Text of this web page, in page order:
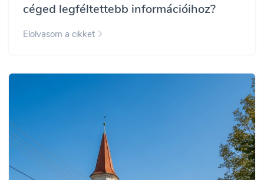
céged legféltettebb információihoz?
Elolvasom a cikket